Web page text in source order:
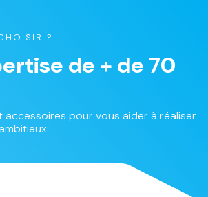
?
de + de 70
accessoires pour vous aider à réaliser